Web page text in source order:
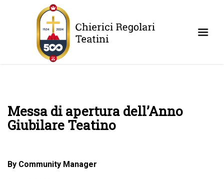
Messa di apertura dell’Anno
Giubilare Teatino
By Community Manager